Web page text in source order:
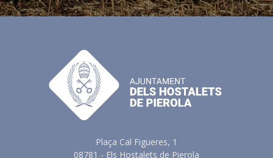
Plaça Cal Figueres, 1
08781 - Els Hostalets de Pierola